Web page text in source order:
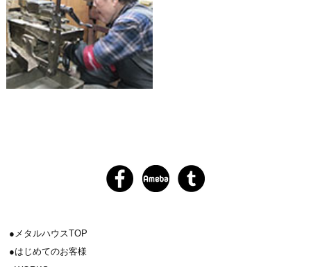
メタルハウスTOP
はじめてのお客様